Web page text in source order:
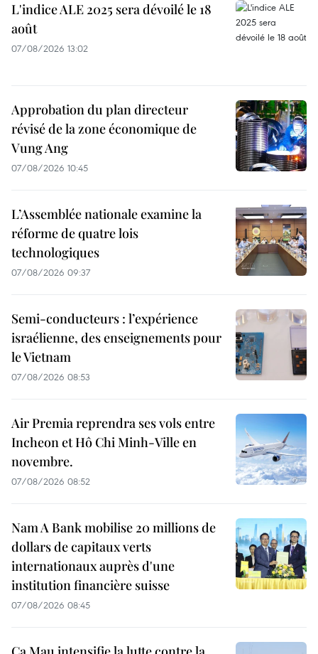
L'indice ALE 2025 sera dévoilé le 18
août
07/08/2026 13:02
Approbation du plan directeur
révisé de la zone économique de
Vung Ang
07/08/2026 10:45
L’Assemblée nationale examine la
réforme de quatre lois
technologiques
07/08/2026 09:37
Semi-conducteurs : l’expérience
israélienne, des enseignements pour
le Vietnam
07/08/2026 08:53
Air Premia reprendra ses vols entre
Incheon et Hô Chi Minh-Ville en
novembre.
07/08/2026 08:52
Nam A Bank mobilise 20 millions de
dollars de capitaux verts
internationaux auprès d'une
institution financière suisse
07/08/2026 08:45